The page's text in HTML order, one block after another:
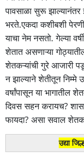
पावसाळा सुरू
भरते.एकदा कशीबशी
याचा नेम नसतो. गेल्या
शेतात असणाऱ्या
शेतकऱ्यांची गुरे आजारी
न झाल्याने शेतीतून निम्मे
वर्षांपासून या भागातील
दिवस सहन करायच?
फायदा? असा सवाल
उद्या